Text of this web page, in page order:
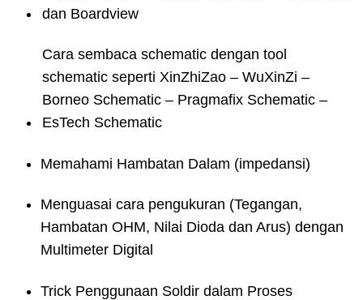
dan Boardview
Cara sembaca schematic dengan tool
schematic seperti XinZhiZao – WuXinZi –
Borneo Schematic – Pragmafix Schematic –
EsTech Schematic
Memahami Hambatan Dalam (impedansi)
Menguasai cara pengukuran (Tegangan,
Hambatan OHM, Nilai Dioda dan Arus) dengan
Multimeter Digital
Trick Penggunaan Soldir dalam Proses